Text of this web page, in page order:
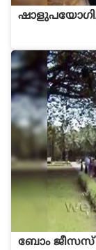
ബോം ജീസസ്